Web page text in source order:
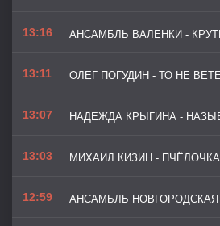
13:16
13:11
13:07
13:03
12:59